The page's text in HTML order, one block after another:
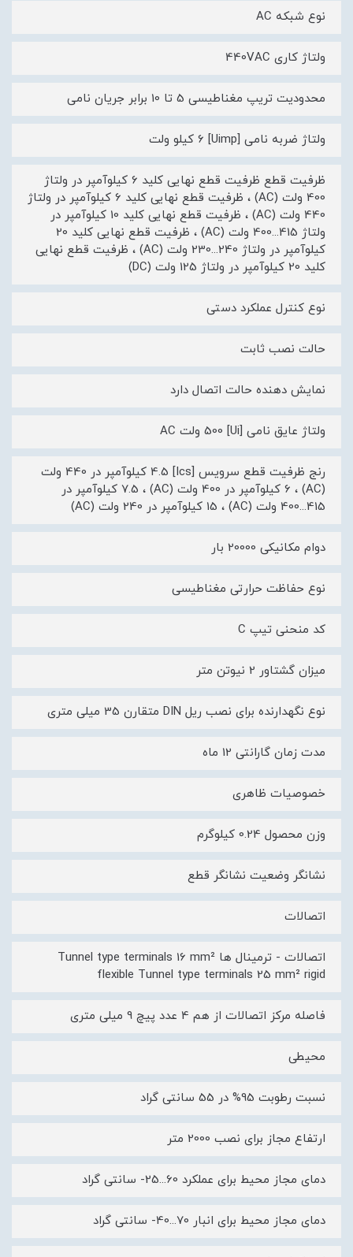
نوع شبکه AC
ولتاژ کاری 440VAC
محدودیت تریپ مغناطیسی 5 تا 10 برابر جریان نامی
ولتاژ ضربه نامی [Uimp] 6 کیلو ولت
ظرفیت قطع ظرفیت قطع نهایی کلید 6 کیلوآمپر در ولتاژ
400 ولت (AC) ، ظرفیت قطع نهایی کلید 6 کیلوآمپر در ولتاژ
440 ولت (AC) ، ظرفیت قطع نهایی کلید 10 کیلوآمپر در
ولتاژ 415...400 ولت (AC) ، ظرفیت قطع نهایی کلید 20
کیلوآمپر در ولتاژ 240...230 ولت (AC) ، ظرفیت قطع نهایی
کلید 20 کیلوآمپر در ولتاژ 125 ولت (DC)
نوع کنترل عملکرد دستی
حالت نصب ثابت
نمایش دهنده حالت اتصال دارد
ولتاژ عایق نامی [Ui] 500 ولت AC
رنج ظرفیت قطع سرویس [Ics] 4.5 کیلوآمپر در 440 ولت
(AC) ، 6 کیلوآمپر در 400 ولت (AC) ، 7.5 کیلوآمپر در
415...400 ولت (AC) ، 15 کیلوآمپر در 240 ولت (AC)
دوام مکانیکی 20000 بار
نوع حفاظت حرارتی مغناطیسی
کد منحنی تیپ C
میزان گشتاور 2 نیوتن متر
نوع نگهدارنده برای نصب ریل DIN متقارن 35 میلی متری
مدت زمان گارانتی 12 ماه
خصوصیات ظاهری
وزن محصول 0.24 کیلوگرم
نشانگر وضعیت نشانگر قطع
اتصالات
اتصالات - ترمینال ها Tunnel type terminals 16 mm²
flexible Tunnel type terminals 25 mm² rigid
فاصله مرکز اتصالات از هم 4 عدد پیچ 9 میلی متری
محیطی
نسبت رطوبت 95% در 55 سانتی گراد
ارتفاع مجاز برای نصب 2000 متر
دمای مجاز محیط برای عملکرد 60...25- سانتی گراد
دمای مجاز محیط برای انبار 70...40- سانتی گراد